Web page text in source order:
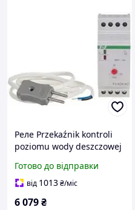
Реле Przekaźnik kontroli
poziomu wody deszczowej
Готово до відправки
від 1013₴/міс
6 079₴